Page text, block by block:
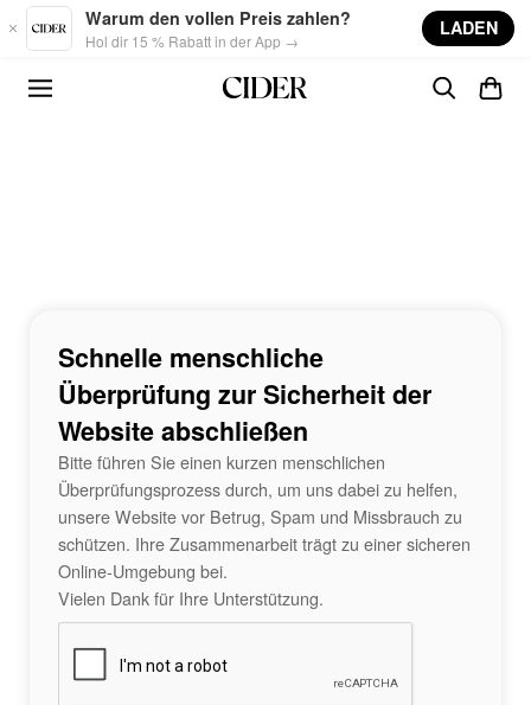
Skip to main content
Warum den vollen Preis zahlen?
Hol dir 15 % Rabatt in der App →
LADEN
Schnelle menschliche
Überprüfung zur Sicherheit der
Website abschließen
Bitte führen Sie einen kurzen menschlichen
Überprüfungsprozess durch, um uns dabei zu helfen,
unsere Website vor Betrug, Spam und Missbrauch zu
schützen. Ihre Zusammenarbeit trägt zu einer sicheren
Online-Umgebung bei.
Vielen Dank für Ihre Unterstützung.